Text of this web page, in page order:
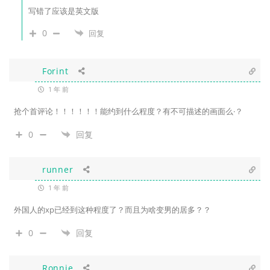
写错了应该是英文版
0 回复
Forint
1 年 前
抢个首评论！！！！！！能约到什么程度？有不可描述的画面么·？
0 回复
runner
1 年 前
外国人的xp已经到这种程度了？而且为啥变男的居多？？
0 回复
Ronnie